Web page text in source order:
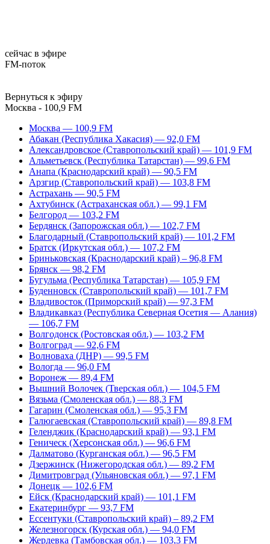
сейчас в эфире
FM-поток
Вернуться к эфиру
Москва - 100,9 FM
Москва — 100,9 FM
Абакан (Республика Хакасия) — 92,0 FM
Александровское (Ставропольский край) — 101,9 FM
Альметьевск (Республика Татарстан) — 99,6 FM
Анапа (Краснодарский край) — 90,5 FM
Арзгир (Ставропольский край) — 103,8 FM
Астрахань — 90,5 FM
Ахтубинск (Астраханская обл.) — 99,1 FM
Белгород — 103,2 FM
Бердянск (Запорожская обл.) — 102,7 FM
Благодарный (Ставропольский край) — 101,2 FM
Братск (Иркутская обл.) — 107,2 FM
Бриньковская (Краснодарский край) – 96,8 FM
Брянск — 98,2 FM
Бугульма (Республика Татарстан) — 105,9 FM
Буденновск (Ставропольский край) — 101,7 FM
Владивосток (Приморский край) — 97,3 FM
Владикавказ (Республика Северная Осетия — Алания)
— 106,7 FM
Волгодонск (Ростовская обл.) — 103,2 FM
Волгоград — 92,6 FM
Волноваха (ДНР) — 99,5 FM
Вологда — 96,0 FM
Воронеж — 89,4 FM
Вышний Волочек (Тверская обл.) — 104,5 FM
Вязьма (Смоленская обл.) — 88,3 FM
Гагарин (Смоленская обл.) — 95,3 FM
Галюгаевская (Ставропольский край) — 89,8 FM
Геленджик (Краснодарский край) — 93,1 FM
Геническ (Херсонская обл.) — 96,6 FM
Далматово (Курганская обл.) — 96,5 FM
Дзержинск (Нижегородская обл.) — 89,2 FM
Димитровград (Ульяновская обл.) — 97,1 FM
Донецк — 102,6 FM
Ейск (Краснодарский край) — 101,1 FM
Екатеринбург — 93,7 FM
Ессентуки (Ставропольский край) – 89,2 FM
Железногорск (Курская обл.) — 94,0 FM
Жердевка (Тамбовская обл.) — 103,3 FM